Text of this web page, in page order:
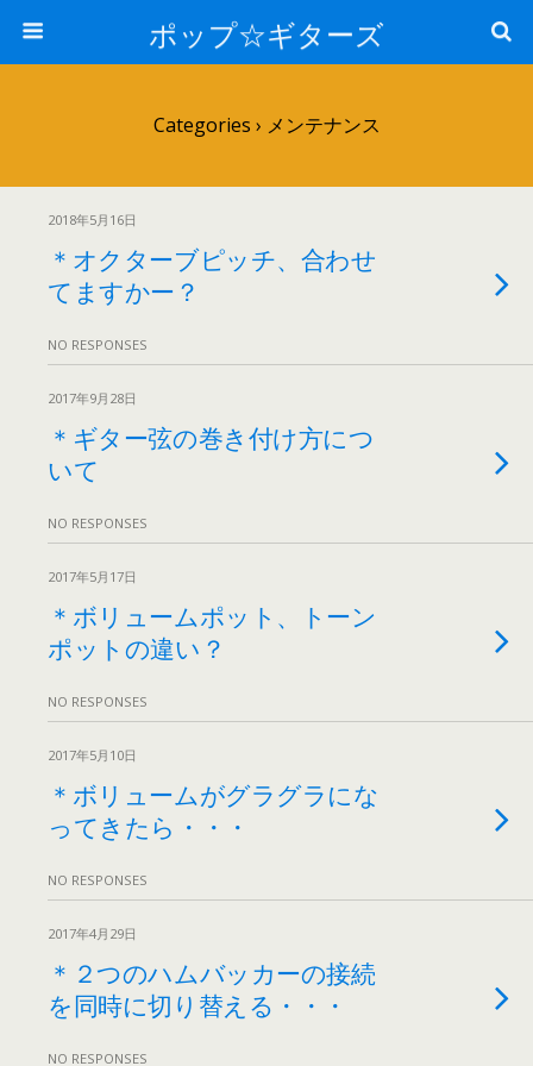
ポップ☆ギターズ
Categories › メンテナンス
2018年5月16日
＊オクターブピッチ、合わせ
てますかー？
NO RESPONSES
2017年9月28日
＊ギター弦の巻き付け方につ
いて
NO RESPONSES
2017年5月17日
＊ボリュームポット、トーン
ポットの違い？
NO RESPONSES
2017年5月10日
＊ボリュームがグラグラにな
ってきたら・・・
NO RESPONSES
2017年4月29日
＊２つのハムバッカーの接続
を同時に切り替える・・・
NO RESPONSES